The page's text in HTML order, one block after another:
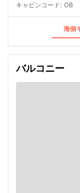
キャビンコード: OB
海側
バルコニー